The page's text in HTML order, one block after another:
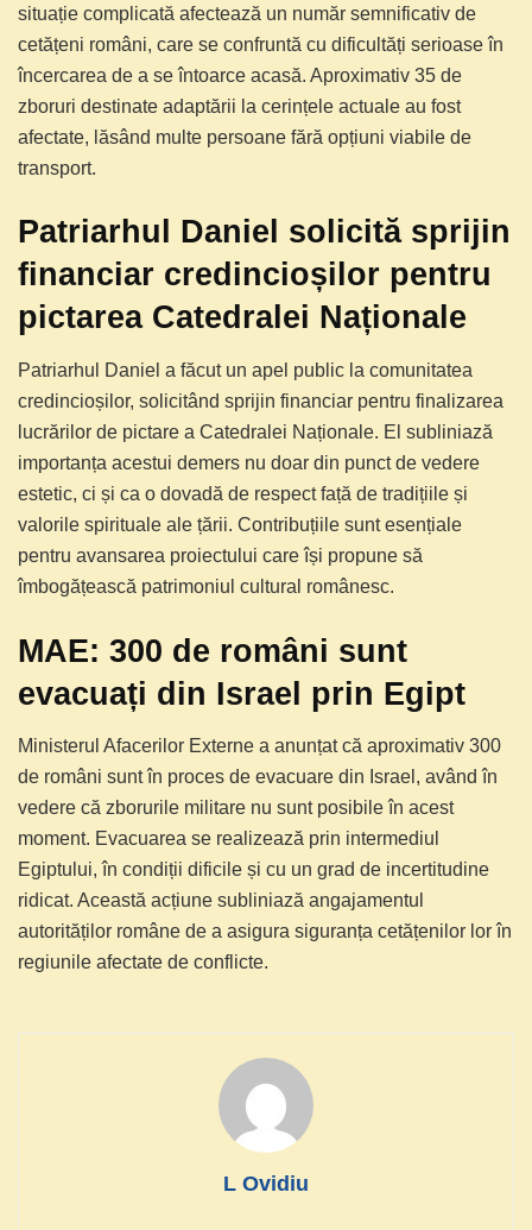
situație complicată afectează un număr semnificativ de
cetățeni români, care se confruntă cu dificultăți serioase în
încercarea de a se întoarce acasă. Aproximativ 35 de
zboruri destinate adaptării la cerințele actuale au fost
afectate, lăsând multe persoane fără opțiuni viabile de
transport.
Patriarhul Daniel solicită sprijin
financiar credincioșilor pentru
pictarea Catedralei Naționale
Patriarhul Daniel a făcut un apel public la comunitatea
credincioșilor, solicitând sprijin financiar pentru finalizarea
lucrărilor de pictare a Catedralei Naționale. El subliniază
importanța acestui demers nu doar din punct de vedere
estetic, ci și ca o dovadă de respect față de tradițiile și
valorile spirituale ale țării. Contribuțiile sunt esențiale
pentru avansarea proiectului care își propune să
îmbogățească patrimoniul cultural românesc.
MAE: 300 de români sunt
evacuați din Israel prin Egipt
Ministerul Afacerilor Externe a anunțat că aproximativ 300
de români sunt în proces de evacuare din Israel, având în
vedere că zborurile militare nu sunt posibile în acest
moment. Evacuarea se realizează prin intermediul
Egiptului, în condiții dificile și cu un grad de incertitudine
ridicat. Această acțiune subliniază angajamentul
autorităților române de a asigura siguranța cetățenilor lor în
regiunile afectate de conflicte.
L Ovidiu